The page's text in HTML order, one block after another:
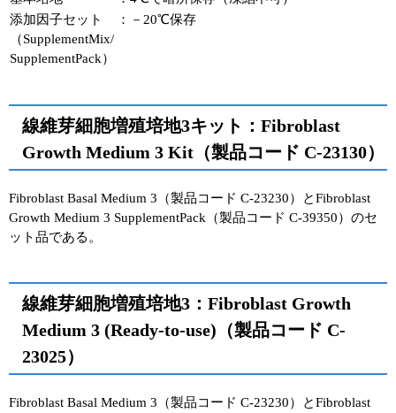
添加因子セット
（SupplementMix/
SupplementPack）
：－20℃保存
線維芽細胞増殖培地3キット：Fibroblast
Growth Medium 3 Kit（製品コード C-23130）
Fibroblast Basal Medium 3（製品コード C-23230）とFibroblast
Growth Medium 3 SupplementPack（製品コード C-39350）のセ
ット品である。
線維芽細胞増殖培地3：Fibroblast Growth
Medium 3 (Ready-to-use)（製品コード C-
23025）
Fibroblast Basal Medium 3（製品コード C-23230）とFibroblast